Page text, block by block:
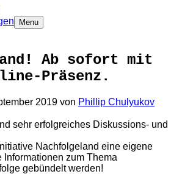
Menu
Ab sofort mit
Präsenz.
2019 von Phillip Chulyukov
sehr erfolgreiches Diskussions- und
Nachfolgeland eine eigene
Informationen zum Thema
gebündelt werden!